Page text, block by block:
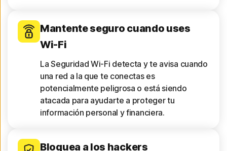
Mantente seguro cuando uses
Wi-Fi
La Seguridad Wi-Fi detecta y te avisa cuando
una red a la que te conectas es
potencialmente peligrosa o está siendo
atacada para ayudarte a proteger tu
información personal y financiera.
Bloquea a los hackers